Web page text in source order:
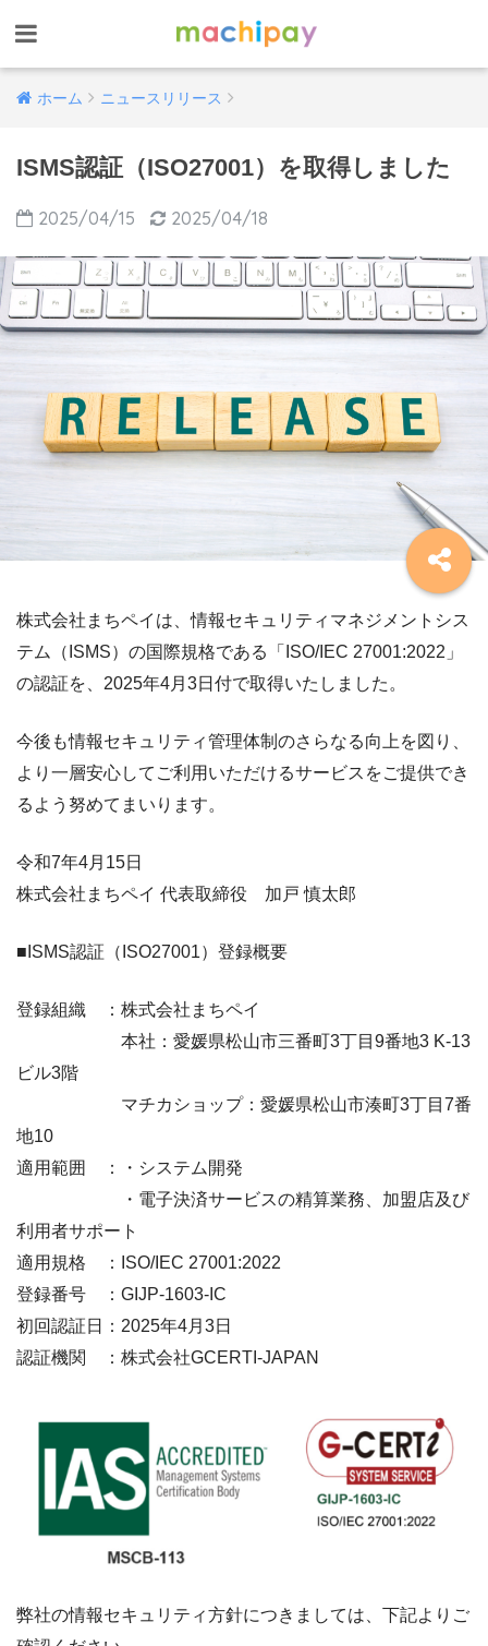
ホーム ニュースリリース
ISMS認証（ISO27001）を取得しました
2025/04/15 2025/04/18
株式会社まちペイは、情報セキュリティマネジメントシス
テム（ISMS）の国際規格である「ISO/IEC 27001:2022」
の認証を、2025年4月3日付で取得いたしました。
今後も情報セキュリティ管理体制のさらなる向上を図り、
より一層安心してご利用いただけるサービスをご提供でき
るよう努めてまいります。
令和7年4月15日
株式会社まちペイ 代表取締役 加戸 慎太郎
■ISMS認証（ISO27001）登録概要
登録組織 ：株式会社まちペイ
本社：愛媛県松山市三番町3丁目9番地3 K-13
ビル3階
マチカショップ：愛媛県松山市湊町3丁目7番
地10
適用範囲 ：・システム開発
・電子決済サービスの精算業務、加盟店及び
利用者サポート
適用規格 ：ISO/IEC 27001:2022
登録番号 ：GIJP-1603-IC
初回認証日：2025年4月3日
認証機関 ：株式会社GCERTI-JAPAN
弊社の情報セキュリティ方針につきましては、下記よりご